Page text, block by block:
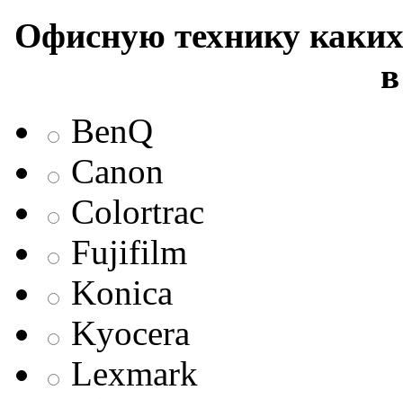
Офисную технику
BenQ
Canon
Colortrac
Fujifilm
Konica
Kyocera
Lexmark